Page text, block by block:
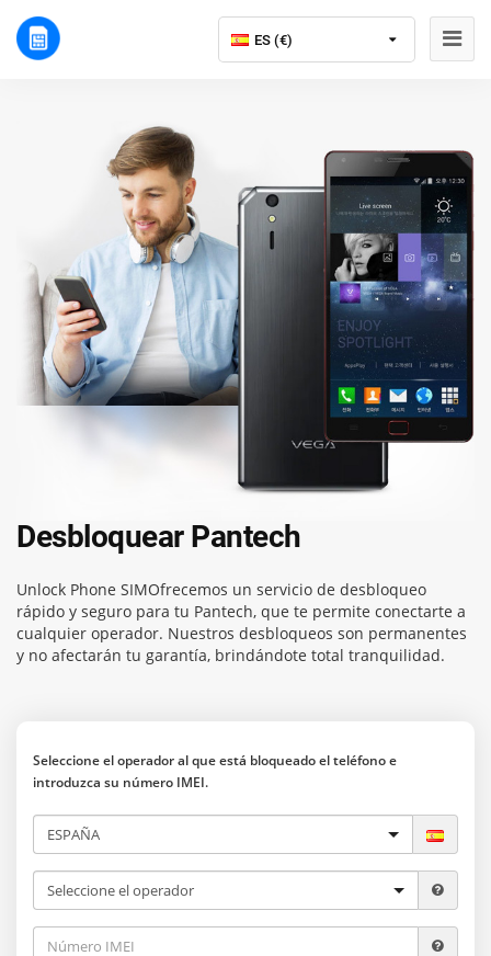
Desbloquear teléfono
Transportistas
Verificación de IMEI
ES (€)
Desbloquear Pantech
Unlock Phone SIMOfrecemos un servicio de desbloqueo
rápido y seguro para tu Pantech, que te permite conectarte a
cualquier operador. Nuestros desbloqueos son permanentes
y no afectarán tu garantía, brindándote total tranquilidad.
Seleccione el operador al que está bloqueado el teléfono e
introduzca su número IMEI.